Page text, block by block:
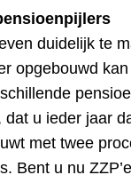
duidelijk te
opgebouwd
dat u ieder jaar
met twee
Bent u nu